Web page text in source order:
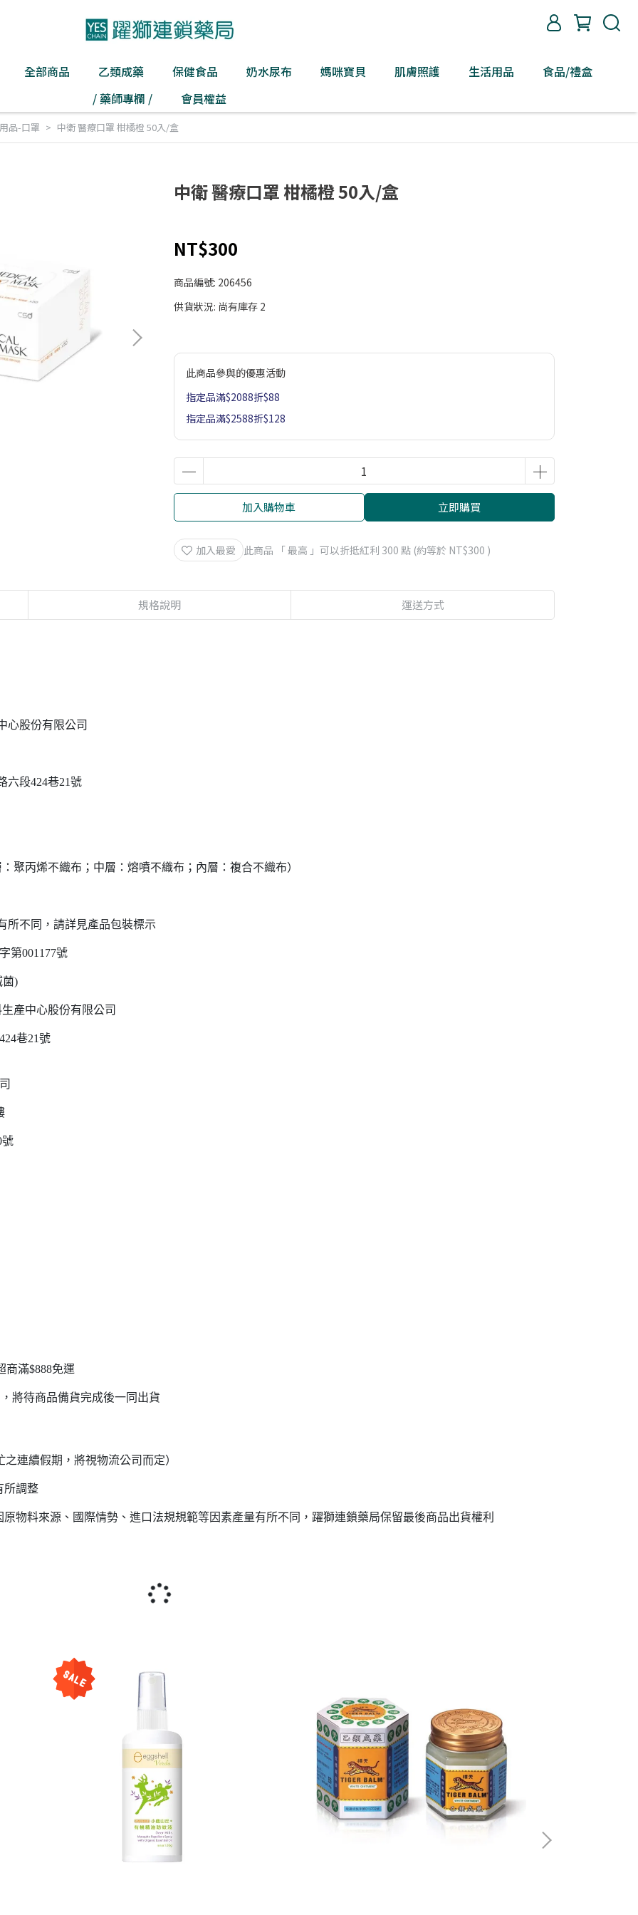
全部商品 乙類成藥 保健食品 奶水尿布 媽咪寶貝 肌膚照護 生活用品
食品/禮盒
/ 藥師專欄 /
會員權益
品-口罩 中衛 醫療口罩 柑橘橙 50入/盒
中衛 醫療口罩 柑橘橙 50入/盒
NT$300
商品編號: 206456
供貨狀況: 尚有庫存 2
此商品參與的優惠活動
指定品滿$2088折$88
指定品滿$2588折$128
加入購物車 立即購買
加入最愛 此商品 「 最高 」可以折抵紅利 300 點 (約等於 NT$300 )
規格說明 運送方式
心股份有限公司
六段424巷21號
聚丙烯不織布；中層：熔噴不織布；內層：複合不織布）
所不同，請詳見產品包裝標示
第001177號
菌)
產中心股份有限公司
巷21號
號
商滿$888免運
將待商品備貨完成後一同出貨
連續假期，將視物流公司而定）
所調整
物料來源、國際情勢、進口法規規範等因素產量有所不同，躍獅連鎖藥局保留最後商品出貨權利